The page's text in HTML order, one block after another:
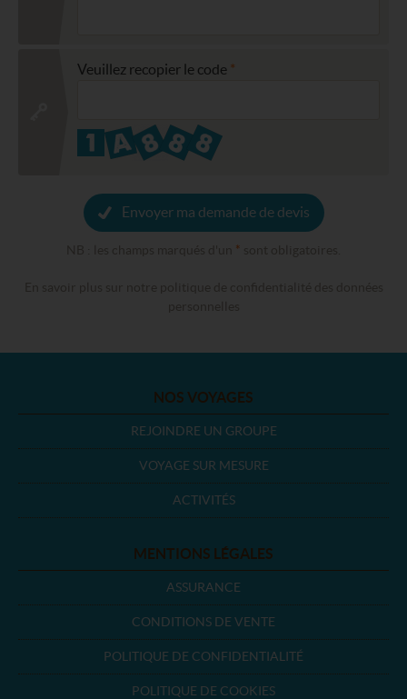
Veuillez recopier le code
Envoyer ma demande de devis
*
NOS VOYAGES
REJOINDRE UN GROUPE
VOYAGE SUR MESURE
ACTIVITÉS
MENTIONS LÉGALES
ASSURANCE
CONDITIONS DE VENTE
POLITIQUE DE CONFIDENTIALITÉ
POLITIQUE DE COOKIES